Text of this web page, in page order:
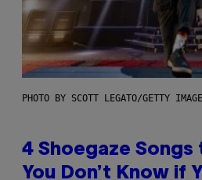
PHOTO BY SCOTT LEGATO/GETTY
4 Shoegaze
You Don’t Know if